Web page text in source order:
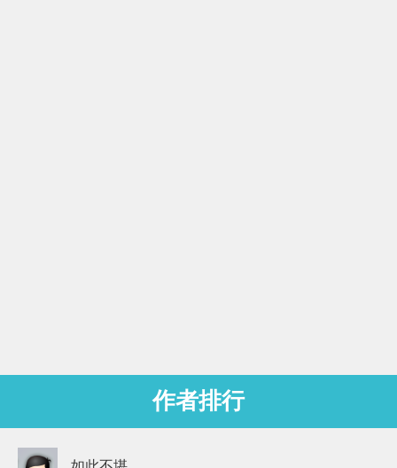
作者排行